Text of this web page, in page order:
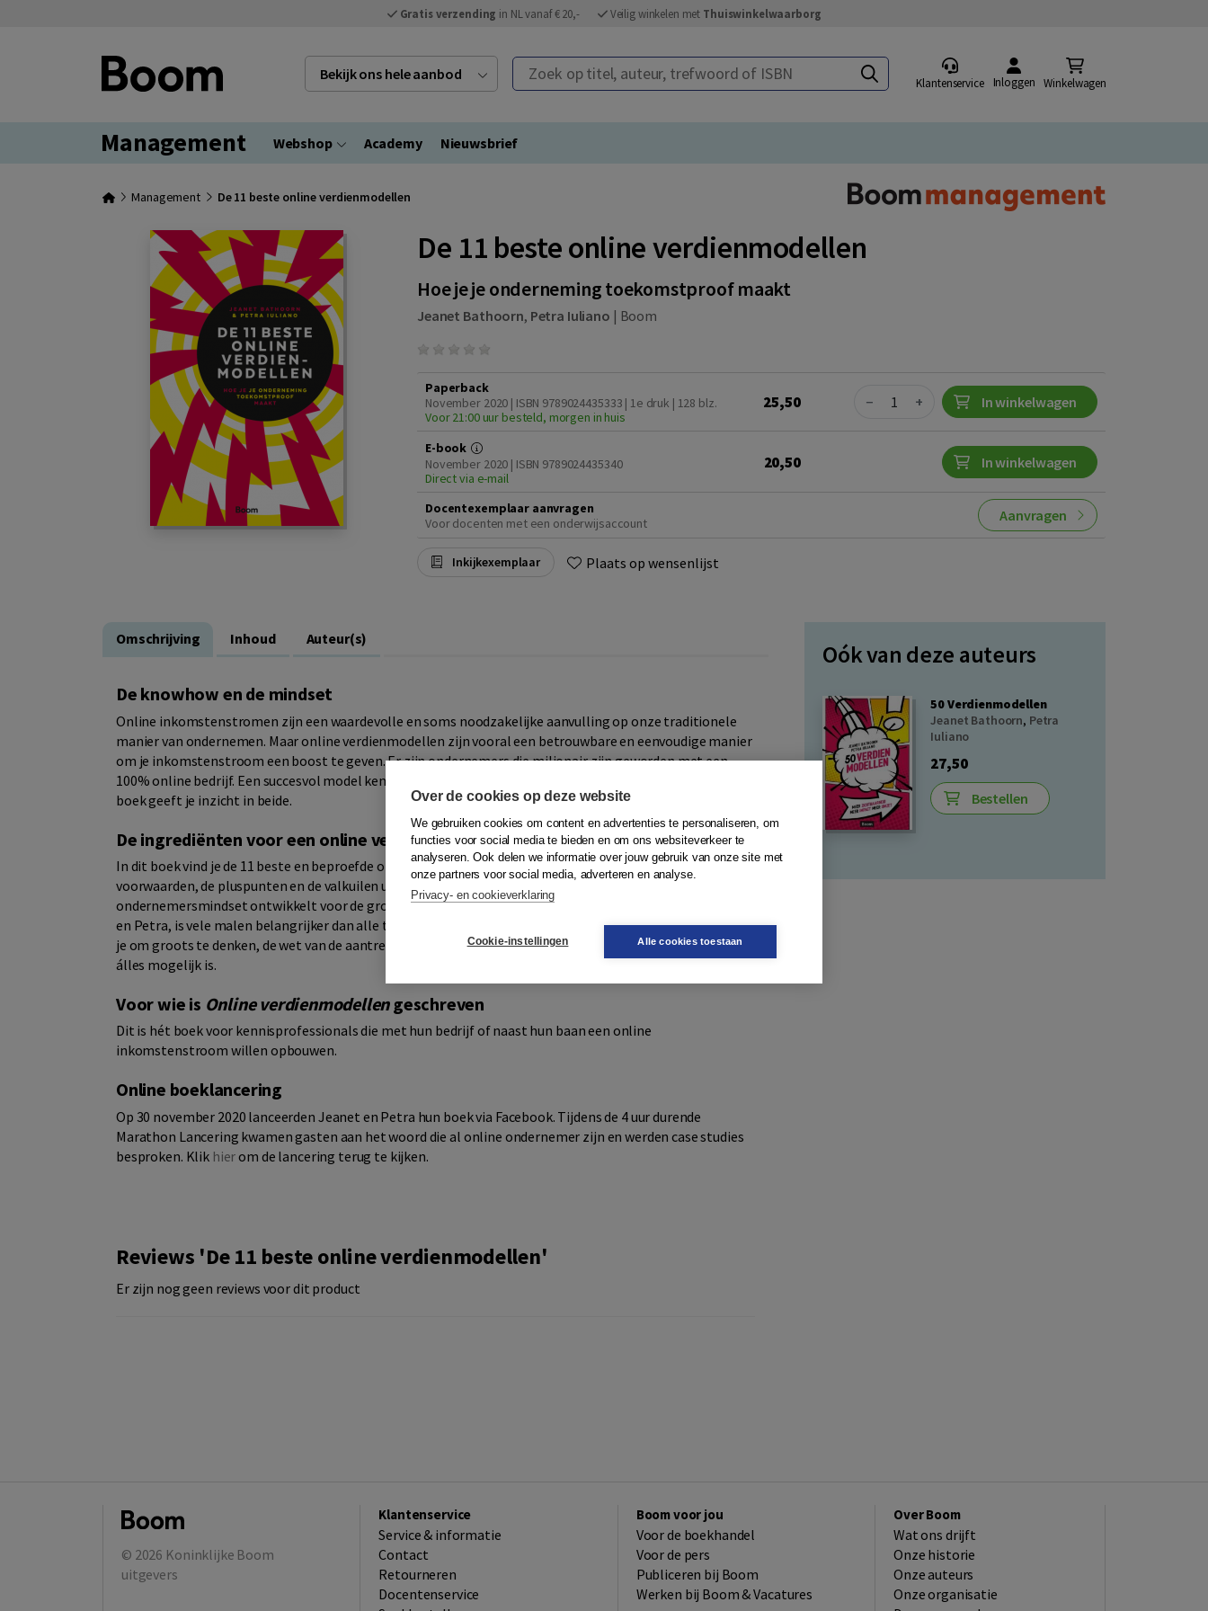
Gratis verzending in NL vanaf € 20,- Veilig winkelen met Thuiswinkelwaarborg
Bekijk ons hele aanbod Zoek op titel, auteur, trefwoord of ISBN
Klantenservice Inloggen Winkelwagen
Management Webshop Academy Nieuwsbrief
Management De 11 beste online verdienmodellen
De 11 beste online verdienmodellen
Hoe je je onderneming toekomstproof maakt
Jeanet Bathoorn, Petra Iuliano | Boom
Paperback
November 2020 | ISBN 9789024435333 | 1e druk | 128 blz.
Voor 21:00 uur besteld, morgen in huis
25,50 Quantity
− + In winkelwagen
E-book
November 2020 | ISBN 9789024435340
Direct via e-mail
20,50 In winkelwagen
Docentexemplaar aanvragen
Voor docenten met een onderwijsaccount
Aanvragen
Inkijkexemplaar Plaats op wensenlijst
Omschrijving Inhoud Auteur(s)
De knowhow en de mindset
Online inkomstenstromen zijn een waardevolle en soms noodzakelijke aanvulling op onze traditionele
manier van ondernemen. Maar online verdienmodellen zijn vooral een betrouwbare en eenvoudige manier
om je inkomstenstroom een boost te geven. Er zijn ondernemers die miljonair zijn geworden met een
100% online bedrijf. Een succesvol model kent twee voorwaarden: de knowhow en de mindset. Dit unieke
boek geeft je inzicht in beide.
De ingrediënten voor een online verdienmodel
In dit boek vind je de 11 beste en beproefde online verdienmodellen. Per verdienmodel worden de vereiste
voorwaarden, de pluspunten en de valkuilen uitgelegd. Daarnaast leer je hoe je de juiste
ondernemersmindset ontwikkelt voor de grootste kans van slagen. Want die mindset, zo betogen Jeanet
en Petra, is vele malen belangrijker dan alle techniek bij elkaar. In
De 11 beste online verdienmodellenleer
je om groots te denken, de wet van de aantrekkingskracht te gebruiken en je ten diepste te realiseren dat
álles mogelijk is.
Voor wie is Online verdienmodellengeschreven
Dit is hét boek voor kennisprofessionals die met hun bedrijf of naast hun baan een online
inkomstenstroom willen opbouwen.
Online boeklancering
Op 30 november 2020 lanceerden Jeanet en Petra hun boek via Facebook. Tijdens de 4 uur durende
Marathon Lancering kwamen gasten aan het woord die al online ondernemer zijn en werden case studies
besproken. Klik hierom de lancering terug te kijken.
Reviews 'De 11 beste online verdienmodellen'
Er zijn nog geen reviews voor dit product
Oók van deze auteurs
50 Verdienmodellen
Jeanet Bathoorn, Petra
Iuliano
27,50
Bestellen
© 2026 Koninklijke Boom
uitgevers
Klantenservice
Service & informatie
Contact
Retourneren
Docentenservice
Boom voor jou
Voor de boekhandel
Voor de pers
Publiceren bij Boom
Werken bij Boom & Vacatures
Over Boom
Wat ons drijft
Onze historie
Onze auteurs
Onze organisatie
Over de cookies op deze website
We gebruiken cookies om content en advertenties te personaliseren, om
functies voor social media te bieden en om ons websiteverkeer te
analyseren. Ook delen we informatie over jouw gebruik van onze site met
onze partners voor social media, adverteren en analyse.
Privacy- en cookieverklaring
Cookie-instellingen Alle cookies toestaan